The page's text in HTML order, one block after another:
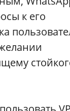
к его